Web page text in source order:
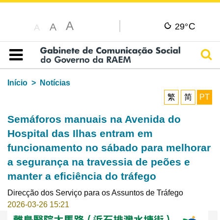
A A A 29°C
Índice
Início
Notícias
繁
简 PT
Semáforos manuais na Avenida do
Hospital das Ilhas entram em
funcionamento no sábado para melhorar
a segurança na travessia de peões e
manter a eficiência do tráfego
Direcção dos Serviço para os Assuntos de Tráfego
2026-03-26 15:21